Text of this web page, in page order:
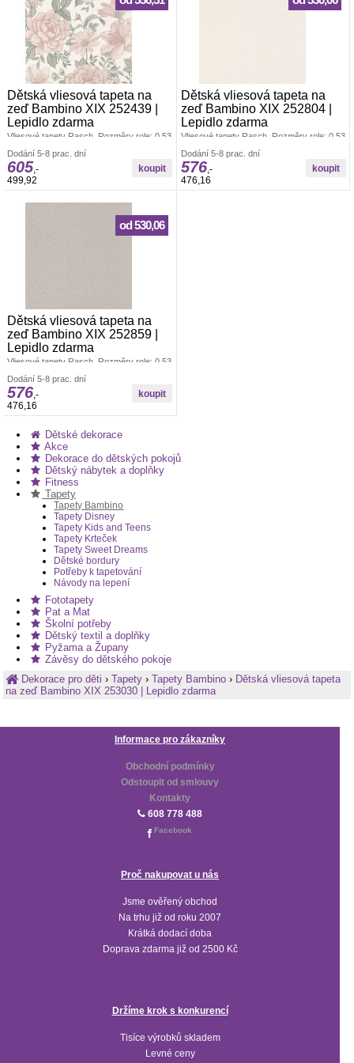
Dětská vliesová tapeta na
zeď Bambino XIX 252439 |
Lepidlo zdarma
Vliesové tapety Rasch. Rozměry role: 0,53
Lepidlem se natírá pouze zeď. Vliesové
tapety na zeď se vyznačují dobrou
prodyšností, mechanickou odolností a
schopností zakrytí jemných prasklin.
Dodání 5-8 prac. dní
605,-
499,92
Dětská vliesová tapeta na
zeď Bambino XIX 252804 |
Lepidlo zdarma
Vliesové tapety Rasch. Rozměry role: 0,53
Lepidlem se natírá pouze zeď. Vliesové
tapety na zeď se vyznačují dobrou
prodyšností, mechanickou odolností a
schopností zakrytí jemných prasklin.
Dodání 5-8 prac. dní
576,-
476,16
Dětská vliesová tapeta na
zeď Bambino XIX 252859 |
Lepidlo zdarma
Vliesové tapety Rasch. Rozměry role: 0,53
Lepidlem se natírá pouze zeď. Vliesové
tapety na zeď se vyznačují dobrou
prodyšností, mechanickou odolností a
schopností zakrytí jemných prasklin.
od 530,06
Dodání 5-8 prac. dní
576,-
476,16
Dětské dekorace
Akce
Dekorace do dětských pokojů
Dětský nábytek a doplňky
Fitness
Tapety
Tapety Bambino
Tapety Disney
Tapety Kids and Teens
Tapety Krteček
Tapety Sweet Dreams
Dětské bordury
Potřeby k tapetování
Návody na lepení
Fototapety
Pat a Mat
Školní potřeby
Dětský textil a doplňky
Pyžama a Župany
Závěsy do dětského pokoje
Dekorace pro děti›Tapety ›Tapety Bambino › Dětská vliesová tapeta
na zeď Bambino XIX 253030 | Lepidlo zdarma
Informace pro zákazníky
Obchodní podmínky
Odstoupit od smlouvy
Kontakty
608 778 488
Facebook
Proč nakupovat u nás
Jsme ověřený obchod
Na trhu již od roku 2007
Krátká dodací doba
Doprava zdarma již od 2500 Kč
Držíme krok s konkurencí
Tisíce výrobků skladem
Levné ceny